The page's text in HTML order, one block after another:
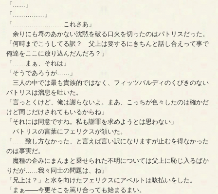
「……」
「……………」
「……………………これさあ」
余りにも埒のあかない沈黙を破る口火を切ったのはパトリスだった。
「何時までこうしてる訳？ 父上は要するにきちんと話し合えって事で
俺達をここに放り込んだんだろ？」
「……まぁ、それは」
「そうであろうが……」
三人の中では最も貴族的ではなく、フィッツバルディのくびきのない
パトリスは溜息を吐いた。
「言っとくけど、俺は謝らないよ。まあ、こっちが色々したのは確かだ
けど同じだけされてもいるからね」
「それには同意ですね。私も謝罪を求めようとは思わない」
パトリスの言葉にフェリクスが頷いた。
「……致し方なかった、と言えば言い訳になりますが止むを得なかった
のは事実だ。
魔種の企みにまんまと乗せられた不明については父上に恥じ入るばか
りだが……我々同士の問題は、ね」
「兄上は？」と水を向けたフェリクスにアベルトは咳払いをした。
「まぁ――今更そこを罵り合っても始まるまい。